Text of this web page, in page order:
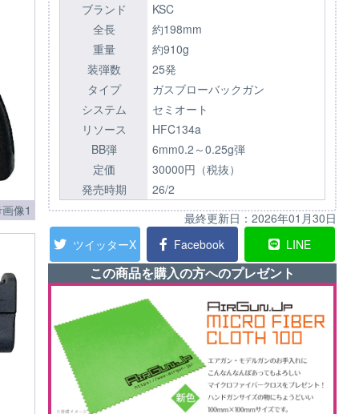
ブランド
KSC
全長
約198mm
重量
約910g
装弾数
25発
タイプ
ガスブローバックガン
システム
セミオート
リソース
HFC134a
BB弾
6mm0.2～0.25g弾
定価
30000円（税抜）
発売時期
26/2
最終更新日： 2026年01月30日
ツイッターX
Facebook LINE
この商品を購入の方へのプレゼント
像1